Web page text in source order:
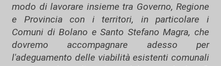
modo di lavorare insieme tra Governo, Regione
e Provincia con i territori, in particolare i
Comuni di Bolano e Santo Stefano Magra, che
dovremo accompagnare adesso per
l'adeguamento delle viabilità esistenti comunali